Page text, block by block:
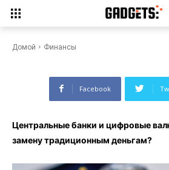
Домой Финансы
они замену
Facebook
Центральные банки и цифровые
замену традиционным деньгам?